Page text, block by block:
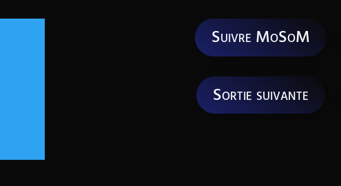
Suivre MoSoM
Sortie suivante